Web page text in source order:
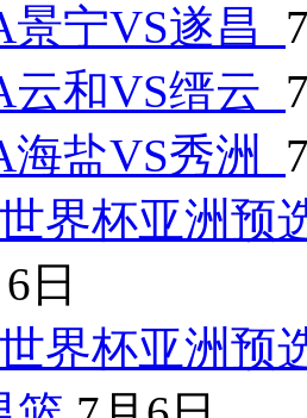
景宁VS遂昌
云和VS缙云
海盐VS秀洲
界杯亚洲预
日
界杯亚洲预